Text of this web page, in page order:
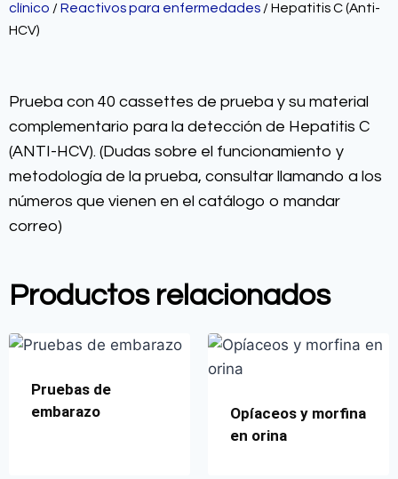
clínico / Reactivos para enfermedades / Hepatitis C (Anti-
HCV)
Prueba con 40 cassettes de prueba y su material
complementario para la detección de Hepatitis C
(ANTI-HCV). (Dudas sobre el funcionamiento y
metodología de la prueba, consultar llamando a los
números que vienen en el catálogo o mandar
correo)
Productos relacionados
Pruebas de
embarazo
Opíaceos y morfina
en orina